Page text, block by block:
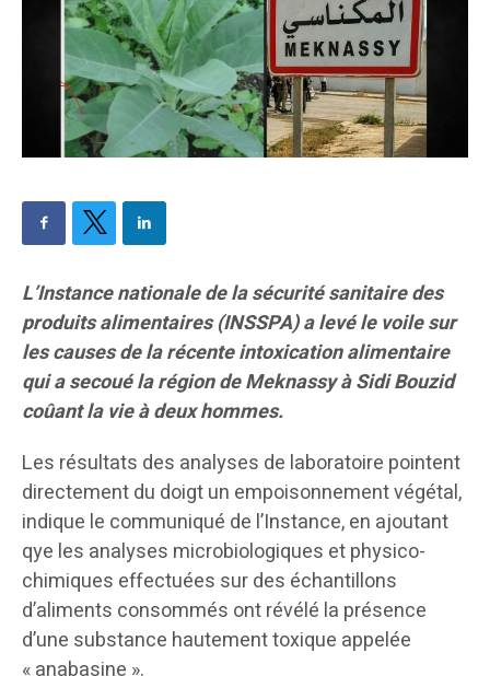
L’Instance nationale de la sécurité sanitaire des
produits alimentaires (INSSPA) a levé le voile sur
les causes de la récente intoxication alimentaire
qui a secoué la région de Meknassy à Sidi Bouzid
coûant la vie à deux hommes.
Les résultats des analyses de laboratoire pointent
directement du doigt un empoisonnement végétal,
indique le communiqué de l’Instance, en ajoutant
qye les analyses microbiologiques et physico-
chimiques effectuées sur des échantillons
d’aliments consommés ont révélé la présence
d’une substance hautement toxique appelée
« anabasine ».